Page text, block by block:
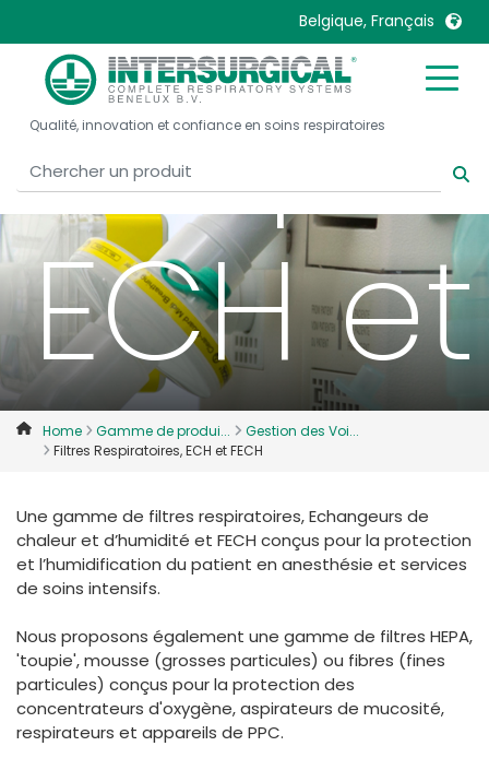
Belgique, Français
United Kingdom
United States
Australia
Belgique, Français
Canada, English
Canada, Français
China
Colombia
Denmark
Deutschland
France
Italia
Mexico
Nederlands
Norway
International English
Qualité, innovation et confiance en soins respiratoires
ECH
Home Gamme de produi...
Gestion des Voi...
Filtres Respiratoires, ECH et FECH
Une gamme de filtres respiratoires, Echangeurs de
chaleur et d’humidité et FECH conçus pour la protection
et l’humidification du patient en anesthésie et services
de soins intensifs.
Nous proposons également une gamme de filtres HEPA,
'toupie', mousse (grosses particules) ou fibres (fines
particules) conçus pour la protection des
concentrateurs d'oxygène, aspirateurs de mucosité,
respirateurs et appareils de PPC.